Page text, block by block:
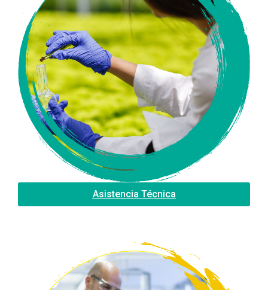
Asistencia Técnica